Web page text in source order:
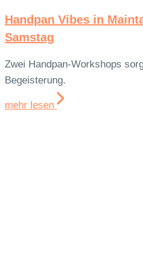
Handpan Vibes in
Samstag
Zwei Handpan-Workshops
Begeisterung.
mehr lesen